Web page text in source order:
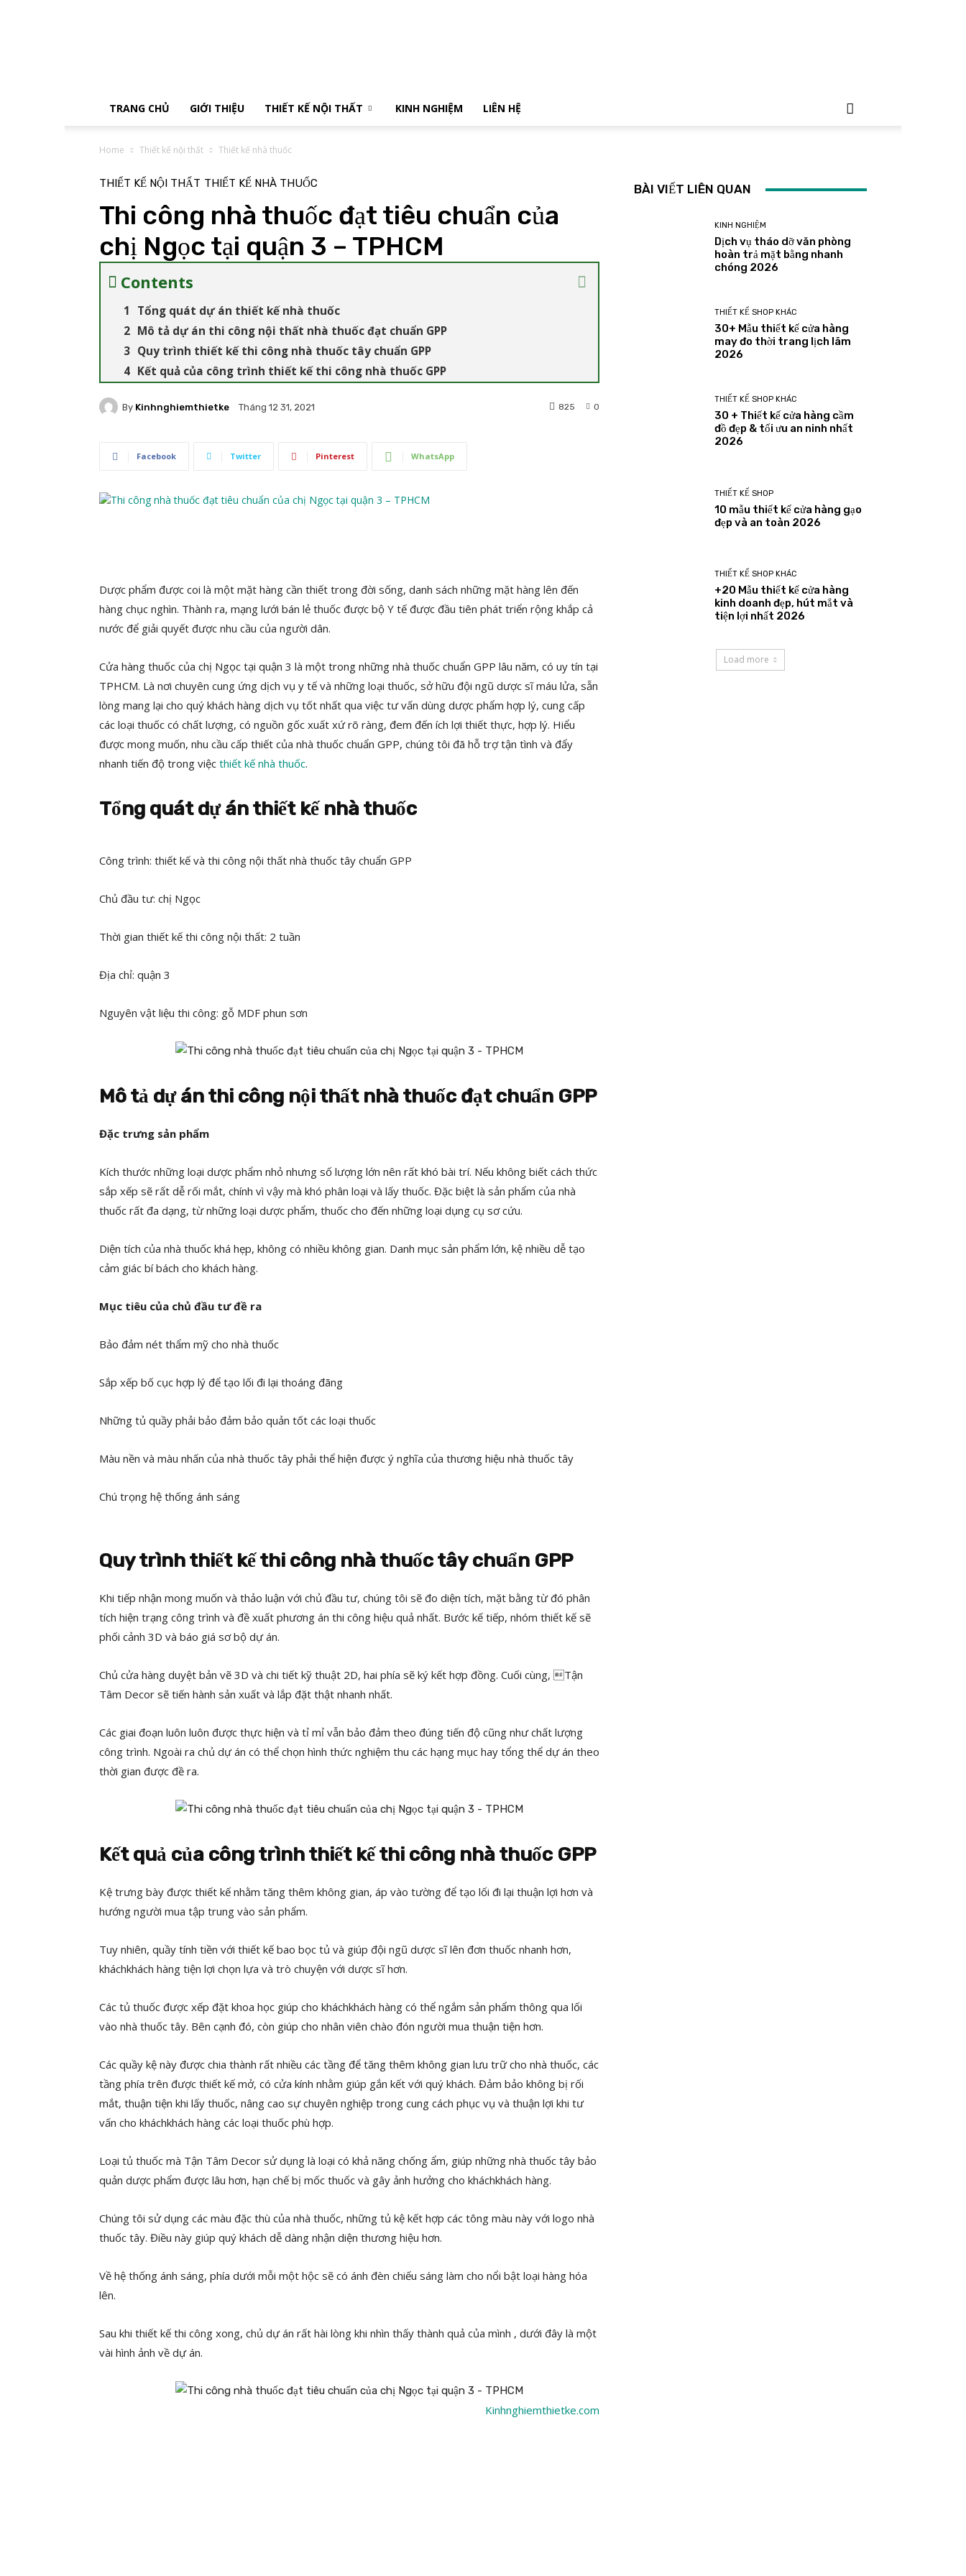
TRANG CHỦ GIỚI THIỆU THIẾT KẾ NỘI THẤT KINH NGHIỆM LIÊN HỆ
Home Thiết kế nội thất Thiết kế nhà thuốc
THIẾT KẾ NỘI THẤT THIẾT KẾ NHÀ THUỐC
Thi công nhà thuốc đạt tiêu chuẩn của
chị Ngọc tại quận 3 – TPHCM
Contents
Tổng quát dự án thiết kế nhà thuốc
Mô tả dự án thi công nội thất nhà thuốc đạt chuẩn GPP
Quy trình thiết kế thi công nhà thuốc tây chuẩn GPP
Kết quả của công trình thiết kế thi công nhà thuốc GPP
By Kinhnghiemthietke Tháng 12 31, 2021 0
825
Facebook Twitter Pinterest WhatsApp
Dược phẩm được coi là một mặt hàng cần thiết trong đời sống, danh sách những mặt hàng lên đến
hàng chục nghìn. Thành ra, mạng lưới bán lẻ thuốc được bộ Y tế được đầu tiên phát triển rộng khắp cả
nước để giải quyết được nhu cầu của người dân.
Cửa hàng thuốc của chị Ngọc tại quận 3 là một trong những nhà thuốc chuẩn GPP lâu năm, có uy tín tại
TPHCM. Là nơi chuyên cung ứng dịch vụ y tế và những loại thuốc, sở hữu đội ngũ dược sĩ máu lửa, sẵn
lòng mang lại cho quý khách hàng dịch vụ tốt nhất qua việc tư vấn dùng dược phẩm hợp lý, cung cấp
các loại thuốc có chất lượng, có nguồn gốc xuất xứ rõ ràng, đem đến ích lợi thiết thực, hợp lý. Hiểu
được mong muốn, nhu cầu cấp thiết của nhà thuốc chuẩn GPP, chúng tôi đã hỗ trợ tận tình và đẩy
nhanh tiến độ trong việc thiết kế nhà thuốc.
Tổng quát dự án thiết kế nhà thuốc
Công trình: thiết kế và thi công nội thất nhà thuốc tây chuẩn GPP
Chủ đầu tư: chị Ngọc
Thời gian thiết kế thi công nội thất: 2 tuần
Địa chỉ: quận 3
Nguyên vật liệu thi công: gỗ MDF phun sơn
Mô tả dự án thi công nội thất nhà thuốc đạt chuẩn GPP
Đặc trưng sản phẩm
Kích thước những loại dược phẩm nhỏ nhưng số lượng lớn nên rất khó bài trí. Nếu không biết cách thức
sắp xếp sẽ rất dễ rối mắt, chính vì vậy mà khó phân loại và lấy thuốc. Đặc biệt là sản phẩm của nhà
thuốc rất đa dạng, từ những loại dược phẩm, thuốc cho đến những loại dụng cụ sơ cứu.
Diện tích của nhà thuốc khá hẹp, không có nhiều không gian. Danh mục sản phẩm lớn, kệ nhiều dễ tạo
cảm giác bí bách cho khách hàng.
Mục tiêu của chủ đầu tư đề ra
Bảo đảm nét thẩm mỹ cho nhà thuốc
Sắp xếp bố cục hợp lý để tạo lối đi lại thoáng đãng
Những tủ quầy phải bảo đảm bảo quản tốt các loại thuốc
Màu nền và màu nhấn của nhà thuốc tây phải thể hiện được ý nghĩa của thương hiệu nhà thuốc tây
Chú trọng hệ thống ánh sáng
Quy trình thiết kế thi công nhà thuốc tây chuẩn GPP
Khi tiếp nhận mong muốn và thảo luận với chủ đầu tư, chúng tôi sẽ đo diện tích, mặt bằng từ đó phân
tích hiện trạng công trình và đề xuất phương án thi công hiệu quả nhất. Bước kế tiếp, nhóm thiết kế sẽ
phối cảnh 3D và báo giá sơ bộ dự án.
Chủ cửa hàng duyệt bản vẽ 3D và chi tiết kỹ thuật 2D, hai phía sẽ ký kết hợp đồng. Cuối cùng, Tận
Tâm Decor sẽ tiến hành sản xuất và lắp đặt thật nhanh nhất.
Các giai đoạn luôn luôn được thực hiện và tỉ mỉ vẫn bảo đảm theo đúng tiến độ cũng như chất lượng
công trình. Ngoài ra chủ dự án có thể chọn hình thức nghiệm thu các hạng mục hay tổng thể dự án theo
thời gian được đề ra.
Kết quả của công trình thiết kế thi công nhà thuốc GPP
Kệ trưng bày được thiết kế nhằm tăng thêm không gian, áp vào tường để tạo lối đi lại thuận lợi hơn và
hướng người mua tập trung vào sản phẩm.
Tuy nhiên, quầy tính tiền với thiết kế bao bọc tủ và giúp đội ngũ dược sĩ lên đơn thuốc nhanh hơn,
kháchkhách hàng tiện lợi chọn lựa và trò chuyện với dược sĩ hơn.
Các tủ thuốc được xếp đặt khoa học giúp cho kháchkhách hàng có thể ngắm sản phẩm thông qua lối
vào nhà thuốc tây. Bên cạnh đó, còn giúp cho nhân viên chào đón người mua thuận tiện hơn.
Các quầy kệ này được chia thành rất nhiều các tầng để tăng thêm không gian lưu trữ cho nhà thuốc, các
tầng phía trên được thiết kế mở, có cửa kính nhằm giúp gắn kết với quý khách. Đảm bảo không bị rối
mắt, thuận tiện khi lấy thuốc, nâng cao sự chuyên nghiệp trong cung cách phục vụ và thuận lợi khi tư
vấn cho kháchkhách hàng các loại thuốc phù hợp.
Loại tủ thuốc mà Tận Tâm Decor sử dụng là loại có khả năng chống ẩm, giúp những nhà thuốc tây bảo
quản dược phẩm được lâu hơn, hạn chế bị mốc thuốc và gây ảnh hưởng cho kháchkhách hàng.
Chúng tôi sử dụng các màu đặc thù của nhà thuốc, những tủ kệ kết hợp các tông màu này với logo nhà
thuốc tây. Điều này giúp quý khách dễ dàng nhận diện thương hiệu hơn.
Về hệ thống ánh sáng, phía dưới mỗi một hộc sẽ có ánh đèn chiếu sáng làm cho nổi bật loại hàng hóa
lên.
Sau khi thiết kế thi công xong, chủ dự án rất hài lòng khi nhìn thấy thành quả của mình , dưới đây là một
vài hình ảnh về dự án.
Kinhnghiemthietke.com
BÀI VIẾT LIÊN QUAN
KINH NGHIỆM
Dịch vụ tháo dỡ văn phòng
hoàn trả mặt bằng nhanh
chóng 2026
THIẾT KẾ SHOP KHÁC
30+ Mẫu thiết kế cửa hàng
may đo thời trang lịch lãm
2026
THIẾT KẾ SHOP KHÁC
30 + Thiết kế cửa hàng cầm
đồ đẹp & tối ưu an ninh nhất
2026
THIẾT KẾ SHOP
10 mẫu thiết kế cửa hàng gạo
đẹp và an toàn 2026
THIẾT KẾ SHOP KHÁC
+20 Mẫu thiết kế cửa hàng
kinh doanh đẹp, hút mắt và
tiện lợi nhất 2026
Load more